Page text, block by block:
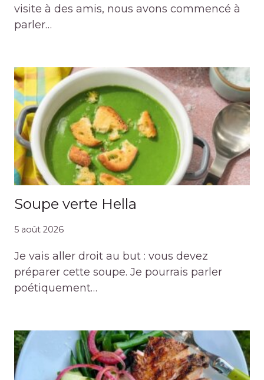
visite à des amis, nous avons commencé à
parler…
Soupe verte Hella
5 août 2026
Je vais aller droit au but : vous devez
préparer cette soupe. Je pourrais parler
poétiquement…